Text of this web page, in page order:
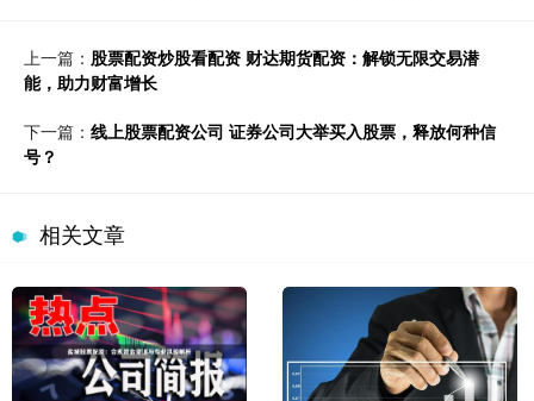
上一篇： 股票配资炒股看配资 财达期货配资：解锁无限交易潜
能，助力财富增长
下一篇： 线上股票配资公司 证券公司大举买入股票，释放何种信
号？
相关文章